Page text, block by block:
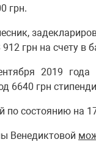
грн.
грн на счету в
2019 года
6640 грн
по состоянию на
Венедиктовой